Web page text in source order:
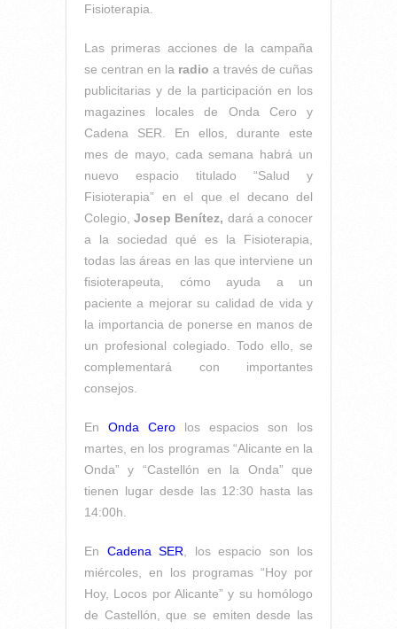
Fisioterapia.
Las primeras acciones de la campaña
se centran en la radio a través de cuñas
publicitarias y de la participación en los
magazines locales de Onda Cero y
Cadena SER. En ellos, durante este
mes de mayo, cada semana habrá un
nuevo espacio titulado “Salud y
Fisioterapia” en el que el decano del
Colegio,Josep Benítez, dará a conocer
a la sociedad qué es la Fisioterapia,
todas las áreas en las que interviene un
fisioterapeuta, cómo ayuda a un
paciente a mejorar su calidad de vida y
la importancia de ponerse en manos de
un profesional colegiado. Todo ello, se
complementará con importantes
consejos.
En Onda Cero los espacios son los
martes, en los programas “Alicante en la
Onda” y “Castellón en la Onda” que
tienen lugar desde las 12:30 hasta las
14:00h.
En Cadena SER , los espacio son los
miércoles, en los programas “Hoy por
Hoy, Locos por Alicante” y su homólogo
de Castellón, que se emiten desde las